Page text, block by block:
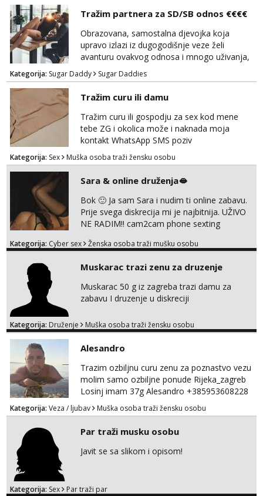
Razgovaram :)
Tel:064/677-677- Kod: #74
tel:0,93€ - mob:1,12€ min
Obavijesti me kada se oslobodi
Ivančica
tel:0,93€ - mob:1,12€ min
Zara
Tel:064/677-677- Kod: #123
Obavijesti me kada se oslobodi
Anđela
Čekam tvoj poziv!
tel:0,93€ - mob:1,12€ min
Tražim partnera za SD/SB odnos €€€€
Obrazovana, samostalna djevojka koja
upravo izlazi iz dugogodišnje veze želi
avanturu ovakvog odnosa i mnogo uživanja,
poklona, pažnje i putovanja. Moguća i
poslovna saradnja ako nam se interesi
poklapaju. Mnogo senzualnosti i lijepe
energije. Javite mi se sa opisom što opširnijim
jer od toga ovisi da li ću odgovoriti. Isključivo
tražim nekoga za duži vremenski period.
Naravno njegovanog i galantn...
Kategorija: Sugar Daddy Sugar Daddies
Tražim curu ili damu
Tražim curu ili gospodju za sex kod mene
tebe ZG i okolica može i naknada moja
kontakt WhatsApp SMS poziv
Kategorija: Sex Muška osoba traži žensku osobu
Sara & online druženja🫦
Bok 🙂 Ja sam Sara i nudim ti online zabavu.
Prije svega diskrecija mi je najbitnija. UŽIVO
NE RADIM!! cam2cam phone sexting
partnerom ili partnericom te naši porno
termin. P.S. tražit ćeš me još 🫠💦
Kategorija: Cyber sex Ženska osoba traži mušku osobu
Muskarac trazi zenu za druzenje
Muskarac 50 g iz zagreba trazi damu za
zabavu I druzenje u diskreciji
Kategorija: Druženje Muška osoba traži žensku osobu
Alesandro
Trazim ozbiljnu curu zenu za poznastvo vezu
molim samo ozbiljne ponude Rijeka_zagreb
Losinj imam 37g Alesandro +385953608228
Kategorija: Veza / ljubav Muška osoba traži žensku osobu
Par traži musku osobu
Javit se sa slikom i opisom!
Kategorija: Sex Par traži par